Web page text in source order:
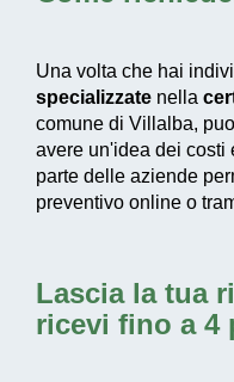
Una volta che hai
specializzate nella
comune di Villalba,
avere un'idea dei costi
parte delle aziende
preventivo online o
Lascia la tua
ricevi fino a 4